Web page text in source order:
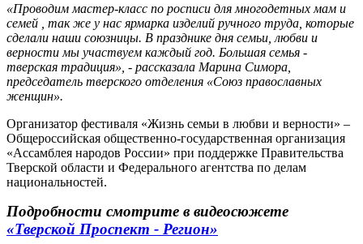
«Проводим мастер-класс по росписи для многодетных мам и
семей , так же у нас ярмарка изделий ручного труда, которые
сделали наши союзницы. В празднике дня семьи, любви и
верности мы участвуем каждый год. Большая семья -
тверская традиция», - рассказала ​Марина Симора,
председатель тверского отделения «Союз православных
женщин».
​Организатор фестиваля «Жизнь семьи в любви и верности» –
Общероссийская общественно-государственная организация
«Ассамблея народов России» при поддержке Правительства
Тверской области и Федерального агентства по делам
национальностей.
Подробности смотрите в видеосюжете
«Тверской Проспект - Регион»